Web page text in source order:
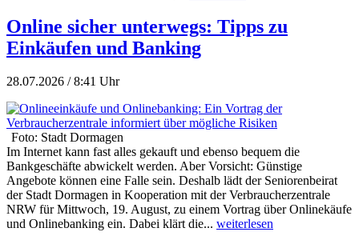
Online sicher unterwegs: Tipps zu
Einkäufen und Banking
28.07.2026 / 8:41 Uhr
Foto: Stadt Dormagen
Im Internet kann fast alles gekauft und ebenso bequem die
Bankgeschäfte abwickelt werden. Aber Vorsicht: Günstige
Angebote können eine Falle sein. Deshalb lädt der Seniorenbeirat
der Stadt Dormagen in Kooperation mit der Verbraucherzentrale
NRW für Mittwoch, 19. August, zu einem Vortrag über Onlinekäufe
und Onlinebanking ein. Dabei klärt die... weiterlesen